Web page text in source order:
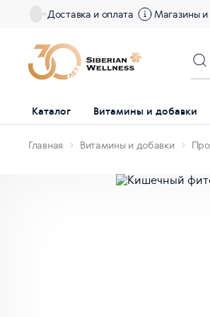
Доставка и оплата Магазины и
Каталог Витамины и добавки
Главная Витамины и добавки